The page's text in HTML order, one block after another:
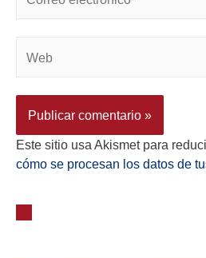
Este sitio usa Akismet para
cómo se procesan los datos de